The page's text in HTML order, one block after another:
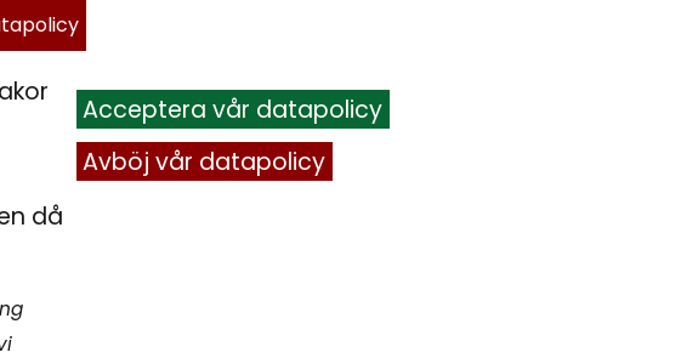
då
Acceptera vår datapolicy
Avböj vår datapolicy